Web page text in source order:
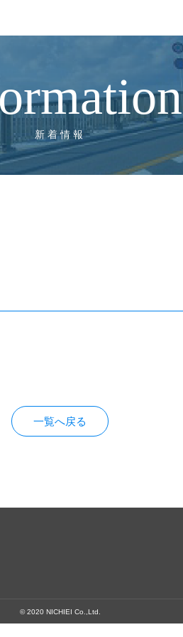
新着情報
一覧へ戻る
© 2020 NICHIEI Co.,Ltd.